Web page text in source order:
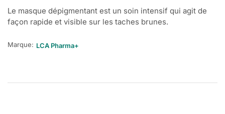
Le masque dépigmentant est un soin intensif qui agit de
façon rapide et visible sur les taches brunes.
Marque: LCA Pharma+